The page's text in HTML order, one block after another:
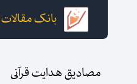
بانک مقالات
مصادیق هدایت قرآنی